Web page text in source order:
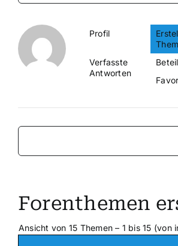
Profil
Verfasste
Antworten
Forenthemen
Ansicht von 15 Themen – 1 bis 15 (von